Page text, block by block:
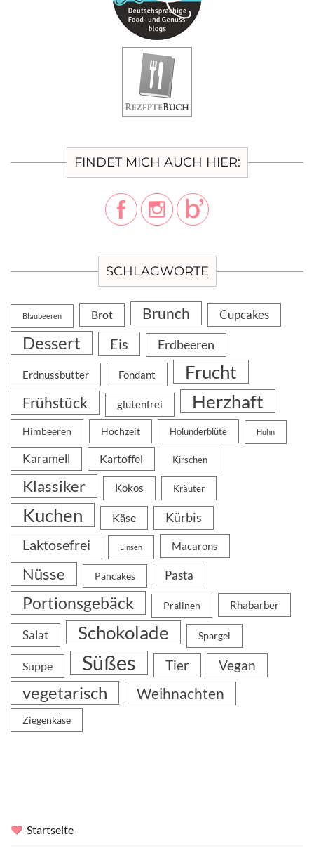
FINDET MICH AUCH HIER:
SCHLAGWORTE
Blaubeeren Brot Brunch Cupcakes
Dessert Eis Erdbeeren
Erdnussbutter Fondant Frucht
Frühstück glutenfrei Herzhaft
Himbeeren Hochzeit Holunderblüte Huhn
Karamell Kartoffel Kirschen
Klassiker Kokos Kräuter
Kuchen Käse Kürbis
Laktosefrei Linsen Macarons
Nüsse Pancakes Pasta
Portionsgebäck Pralinen Rhabarber
Salat Schokolade Spargel
Suppe Süßes Tier Vegan
vegetarisch Weihnachten
Ziegenkäse
Startseite